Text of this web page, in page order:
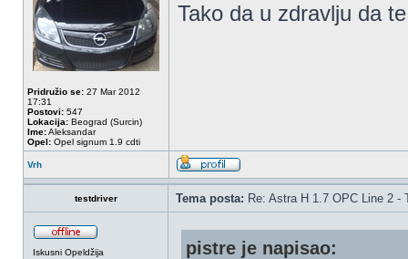
Pridružio se: 27 Mar 2012
17:31
Postovi: 547
Lokacija: Beograd (Surcin)
Ime:Aleksandar
Opel: Opel signum 1.9 cdti
Tako da u zdravlju da
Vrh
testdriver Tema posta: Re: Astra H 1.7 OPC Line 2 -
Iskusni Opeldžija pistre je napisao: